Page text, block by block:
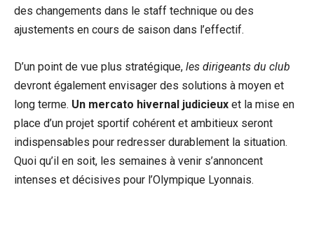
des changements dans le staff technique ou des
ajustements en cours de saison dans l’effectif.
D’un point de vue plus stratégique, les dirigeants du club
devront également envisager des solutions à moyen et
long terme. Un mercato hivernal judicieux et la mise en
place d’un projet sportif cohérent et ambitieux seront
indispensables pour redresser durablement la situation.
Quoi qu’il en soit, les semaines à venir s’annoncent
intenses et décisives pour l’Olympique Lyonnais.